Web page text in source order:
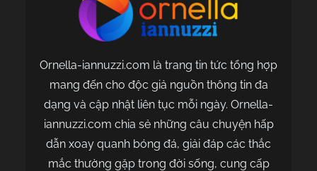
Ornella-iannuzzi.com là trang tin tức tổng hợp
mang đến cho độc giả nguồn thông tin đa
dạng và cập nhật liên tục mỗi ngày. Ornella-
iannuzzi.com chia sẻ những câu chuyện hấp
dẫn xoay quanh bóng đá, giải đáp các thắc
mắc thường gặp trong đời sống, cung cấp